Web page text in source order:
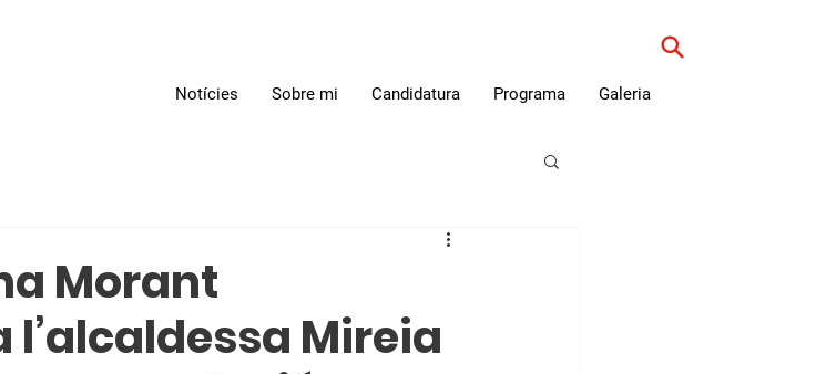
Notícies Sobre mi Candidatura Programa Galeria
Morant
Mireia